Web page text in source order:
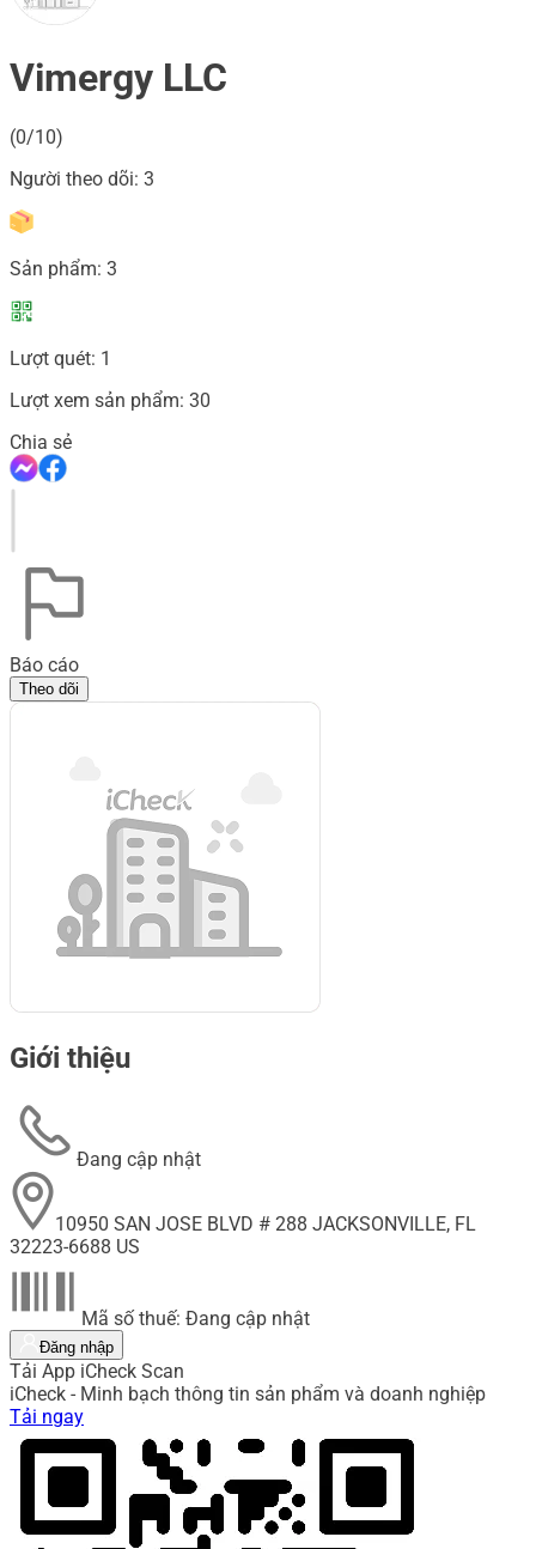
Vimergy LLC
(0/10)
Người theo dõi: 3
Sản phẩm: 3
Lượt quét: 1
Lượt xem sản phẩm: 30
Chia sẻ
Báo cáo
Theo dõi
Giới thiệu
Đang cập nhật
10950 SAN JOSE BLVD # 288 JACKSONVILLE, FL
32223-6688 US
Mã số thuế: Đang cập nhật
Đăng nhập
Tải App iCheck Scan
iCheck - Minh bạch thông tin sản phẩm và doanh nghiệp
Tải ngay